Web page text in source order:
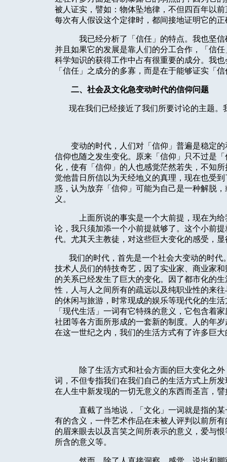
被人证实，譬如：物体坠地律，不但四百年以
每次有人假设这个定律时，都间接地证明它的正
我已经分析了「信任」的特点。我也坚
并且如果它的发展是靠人们的分工合作，「信
科学知识的获得工作中占有很重要的成分。我
「信任」之成分的多寡，而是在于能够证实「
二、社会及文化急变动时代的信仰问题
现在我们已经接近了我们所要讨论的主题
变动的时代，人们对「信仰」普遍是稳定
信仰也随之发生变化。原来「信仰」只不过是
化，使有「信仰」的人也感觉茫然若失，不知
觉他昔日所信以为天经地义的真理，现在也受
惑，认为放弃「信仰」可能为自己是一种解脱
义。
上面所说的事实是一个大前提，现在为
论，我只须加添一个小前提就够了。这个小前
代。尤其天主教徒，对这些巨大变化的感受，
我们的时代，首先是一个社会大变动的时
技术人员们的特技奇艺，因了实业家、商业家
的关系已经发生了巨大的变化。因了都市化的
性，人与人之间所有的疏远以及纯职业性的来
的休闲与旅游，时常现成的娱乐等现代化的生
「现代生活」一词有它特殊的意义，它包含着
社团等各方面所形成的一套新的制度。人的年
在这一世纪之内，我们的生活方式有了许多巨大
除了生活方式和社会方面的巨大变化之
词，不但专指我们在我们自己的生活方式上所
在人生中新发现的一切无意义的东西而圣言，
直截了当地说，「文化」一词就是指的
有的含义，一件艺术作品在未被人评判以前所
的眉来眼去以及言笑之间所表示的意义，爱与
所含的意义等。